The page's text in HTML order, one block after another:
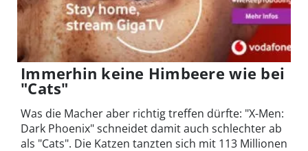
Immerhin keine Himbeere wie bei
"Cats"
Was die Macher aber richtig treffen dürfte: "X-Men:
Dark Phoenix" schneidet damit auch schlechter ab
als "Cats". Die Katzen tanzten sich mit 113 Millionen